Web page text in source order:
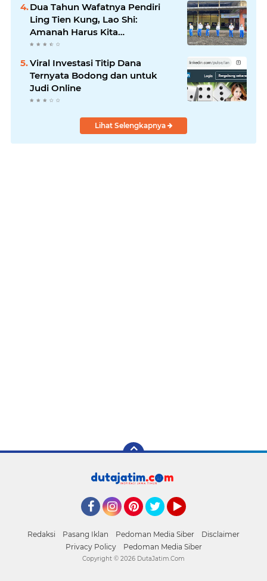
Dua Tahun Wafatnya Pendiri
Ling Tien Kung, Lao Shi:
Amanah Harus Kita
Laksanakan!
Viral Investasi Titip Dana
Ternyata Bodong dan untuk
Judi Online
Lihat Selengkapnya
Redaksi Pasang Iklan Pedoman Media Siber
Disclaimer
Privacy Policy
Pedoman Media Siber
Copyright © 2026 DutaJatim.Com